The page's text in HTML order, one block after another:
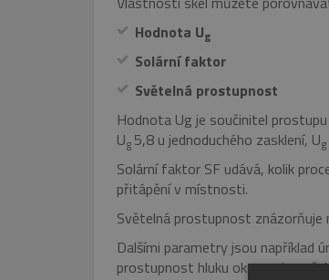
Hodnota Ug
Solární faktor
Světelná prostupnost
Hodnota Ug je součinitel
Ug 5,8 u jednoduchého zasklení, Ug
Solární faktor SF udává, kolik
přitápění v místnosti.
Světelná prostupnost znázorňuje
Dalšími parametry jsou například
prostupnost hluku oknem do